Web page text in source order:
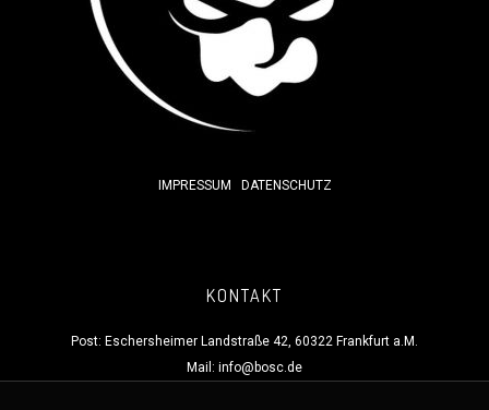
IMPRESSUM DATENSCHUTZ
KONTAKT
Post: Eschersheimer Landstraße 42, 60322 Frankfurt a.M.
Mail: info@bosc.de